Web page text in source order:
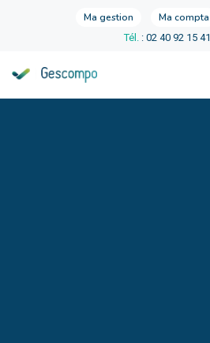
Ma gestion Ma compta
Tél. : 02 40 92 15 41